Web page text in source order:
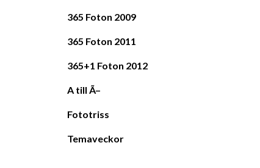
365 Foton 2009
365 Foton 2011
365+1 Foton 2012
A till Ã–
Fototriss
Temaveckor